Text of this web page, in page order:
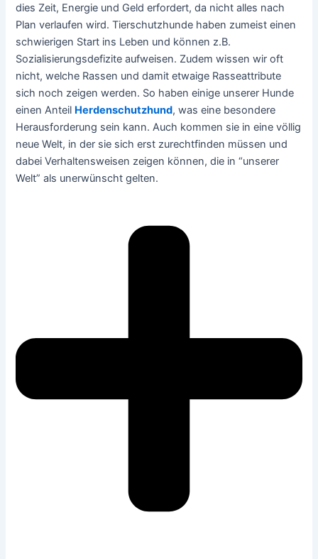
dies Zeit, Energie und Geld erfordert, da nicht alles nach
Plan verlaufen wird. Tierschutzhunde haben zumeist einen
schwierigen Start ins Leben und können z.B.
Sozialisierungsdefizite aufweisen. Zudem wissen wir oft
nicht, welche Rassen und damit etwaige Rasseattribute
sich noch zeigen werden. So haben einige unserer Hunde
einen Anteil Herdenschutzhund, was eine besondere
Herausforderung sein kann. Auch kommen sie in eine völlig
neue Welt, in der sie sich erst zurechtfinden müssen und
dabei Verhaltensweisen zeigen können, die in “unserer
Welt” als unerwünscht gelten.